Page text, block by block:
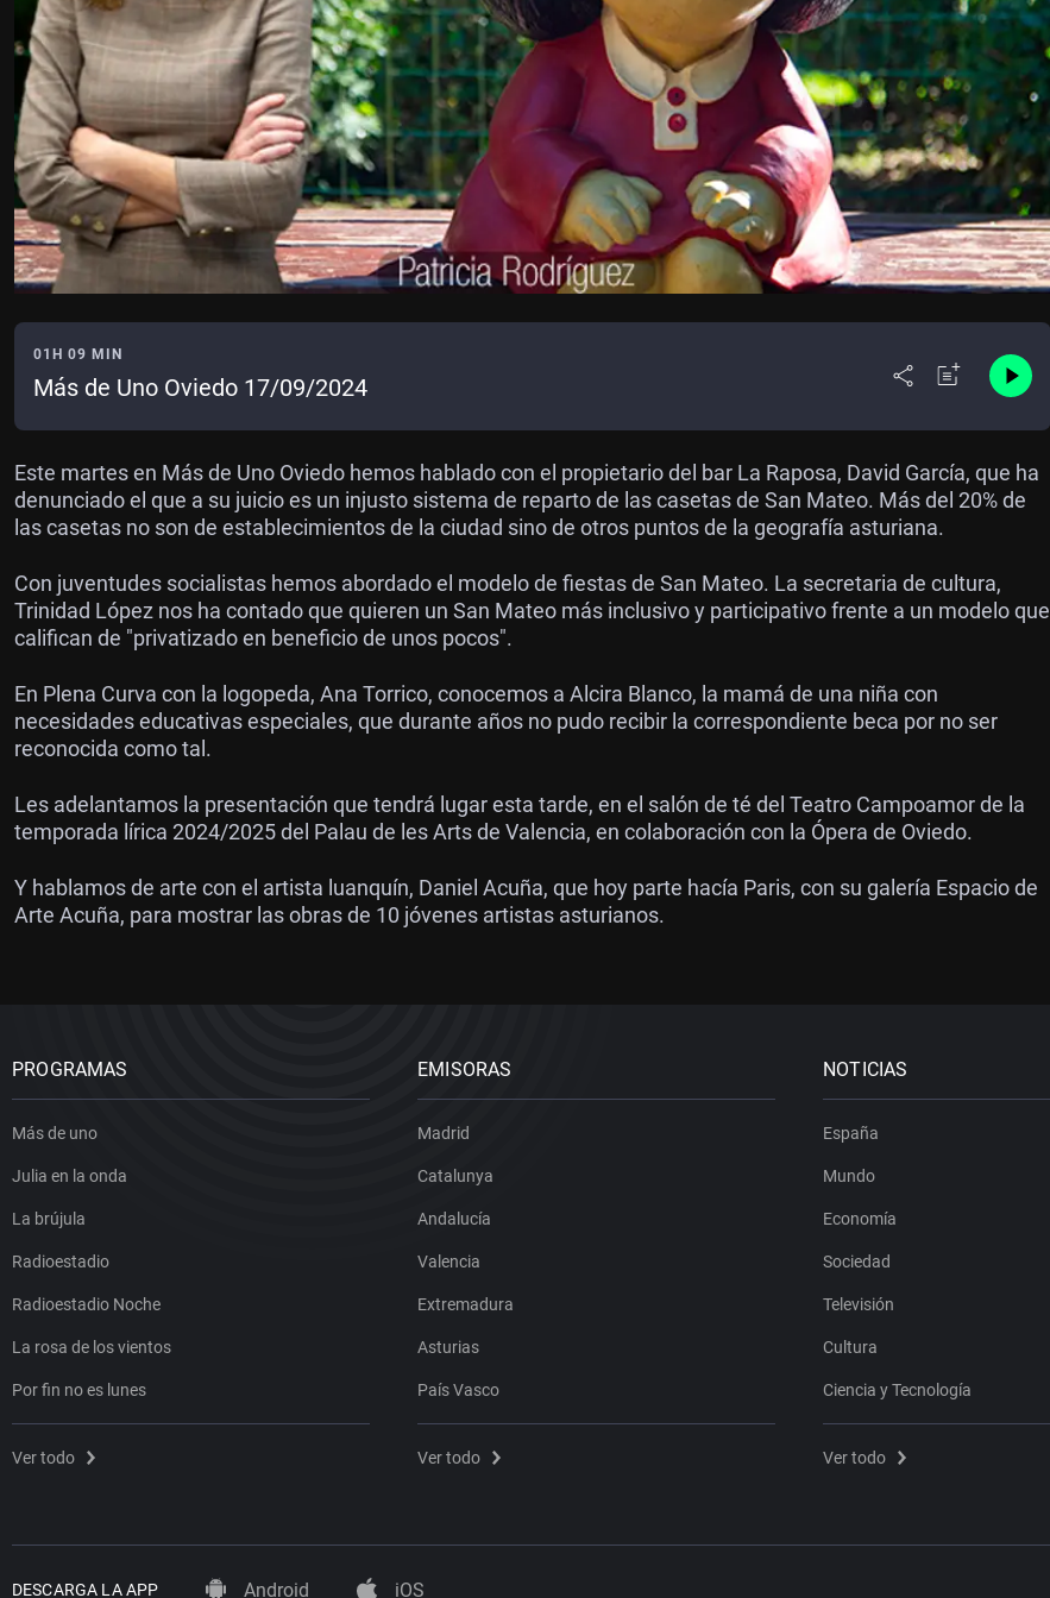
01H 09 MIN
Más de Uno Oviedo 17/09/2024
Este martes en Más de Uno Oviedo hemos hablado con el propietario del bar La Raposa, David García, que ha
denunciado el que a su juicio es un injusto sistema de reparto de las casetas de San Mateo. Más del 20% de
las casetas no son de establecimientos de la ciudad sino de otros puntos de la geografía asturiana.
Con juventudes socialistas hemos abordado el modelo de fiestas de San Mateo. La secretaria de cultura,
Trinidad López nos ha contado que quieren un San Mateo más inclusivo y participativo frente a un modelo que
califican de "privatizado en beneficio de unos pocos".
En Plena Curva con la logopeda, Ana Torrico, conocemos a Alcira Blanco, la mamá de una niña con
necesidades educativas especiales, que durante años no pudo recibir la correspondiente beca por no ser
reconocida como tal.
Les adelantamos la presentación que tendrá lugar esta tarde, en el salón de té del Teatro Campoamor de la
temporada lírica 2024/2025 del Palau de les Arts de Valencia, en colaboración con la Ópera de Oviedo.
Y hablamos de arte con el artista luanquín, Daniel Acuña, que hoy parte hacía Paris, con su galería Espacio de
Arte Acuña, para mostrar las obras de 10 jóvenes artistas asturianos.
PROGRAMAS
Más de uno
Julia en la onda
La brújula
Radioestadio
Radioestadio Noche
La rosa de los vientos
Por fin no es lunes
Ver todo
EMISORAS
Madrid
Catalunya
Andalucía
Valencia
Extremadura
Asturias
País Vasco
Ver todo
NOTICIAS
España
Mundo
Economía
Sociedad
Televisión
Cultura
Ciencia y Tecnología
Ver todo
DESCARGA LA APP Android iOS